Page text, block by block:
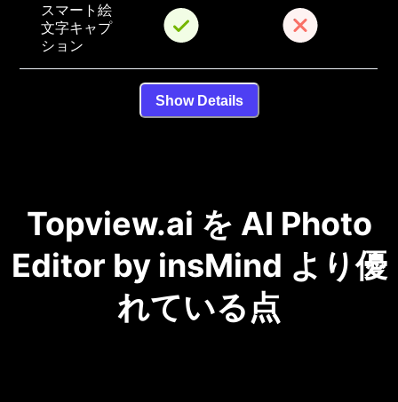
スマート絵
文字キャプ
ション
Show Details
Topview.ai を AI Photo
Editor by insMind より優
れている点